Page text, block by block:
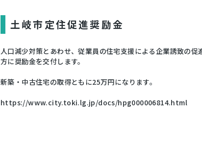
土岐市定住促進奨励金
人口減少対策とあわせ、従業員の住宅支援による企業誘致の
方に奨励金を交付します。
新築・中古住宅の取得ともに25万円になります。
https://www.city.toki.lg.jp/docs/hpg000006814.html